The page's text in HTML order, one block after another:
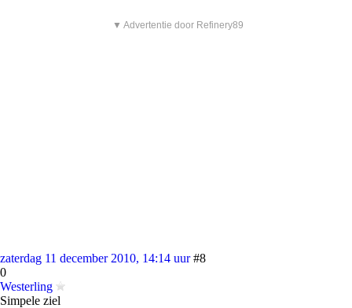
▼ Advertentie door Refinery89
zaterdag 11 december 2010, 14:14 uur #8
0
Westerling
Simpele ziel